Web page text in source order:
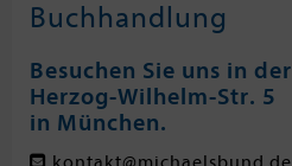
Buchhandlung
Besuchen Sie uns in der
Herzog-Wilhelm-Str. 5
in München.